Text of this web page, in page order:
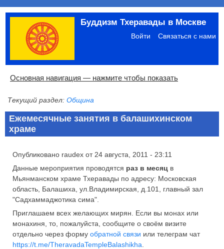
Перейти
основному
содержанию
Буддизм Тхеравады в Москве
Меню
учётной
записи
пользователя
Войти Связаться с нами
Основная
Основная навигация — нажмите чтобы показать
Главная
Община
Палийский канон
Язык пали
Материалы по темам
Современная литература
Блоги
Ссылки
Поиск
Текущий раздел: Община
Ежемесячные занятия в балашихинском
храме
Опубликовано raudex от 24 августа, 2011 - 23:11
Данные мероприятия проводятся раз в месяц в
Мьянманском храме Тхеравады по адресу: Московская
область, Балашиха, ул.Владимирская, д.101, главный зал
"Садхаммаджотика сима".
Приглашаем всех желающих мирян. Если вы монах или
монахиня, то, пожалуйста, сообщите о своём визите
отдельно через форму обратной связи или телеграм чат
https://t.me/TheravadaTempleBalashikha